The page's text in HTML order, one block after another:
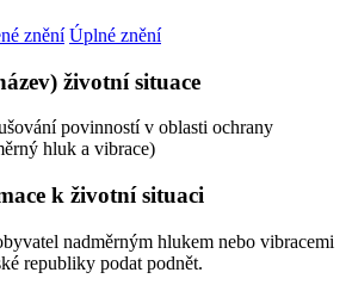
znění Úplné znění
životní situace
povinností v oblasti ochrany
hluk a vibrace)
k životní situaci
nadměrným hlukem nebo vibracemi
republiky podat podnět.